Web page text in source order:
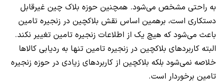
به راحتی مشخص می‌شود. همچنین حوزه بلاک چین غیرقابل
دستکاری است، برهمین اساس نقش بلاکچین در زنجیره تامین
باعث می‌شود که هیچ یک از اطلاعات زنجیره تامین تغییر نکند.
البته کاربردهای بلاکچین در زنجیره تامین تنها به ردیابی کالاها
خلاصه نمی‌شود بلکه بلاکچین از کاربردهای زیادی در حوزه زنجیره
تامین برخوردار است.